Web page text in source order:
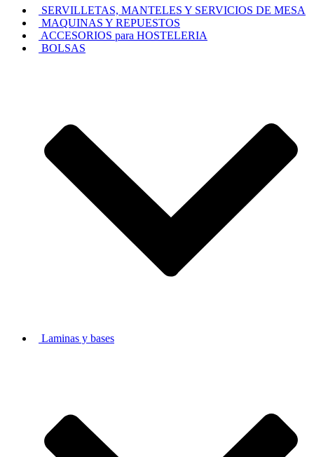
SERVILLETAS, MANTELES Y SERVICIOS DE MESA
MAQUINAS Y REPUESTOS
ACCESORIOS para HOSTELERIA
BOLSAS
Laminas y bases